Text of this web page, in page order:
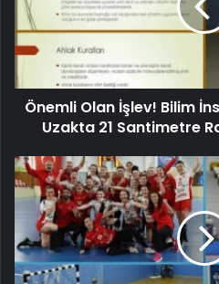
Önemli Olan İşlev! Bilim
Uzakta 21 Santimetre